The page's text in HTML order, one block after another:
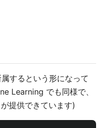
するという形になって
Learning でも同様で、
提供できています)